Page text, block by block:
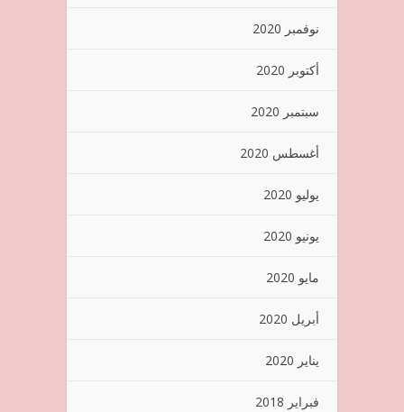
نوفمبر 2020
أكتوبر 2020
سبتمبر 2020
أغسطس 2020
يوليو 2020
يونيو 2020
مايو 2020
أبريل 2020
يناير 2020
فبراير 2018